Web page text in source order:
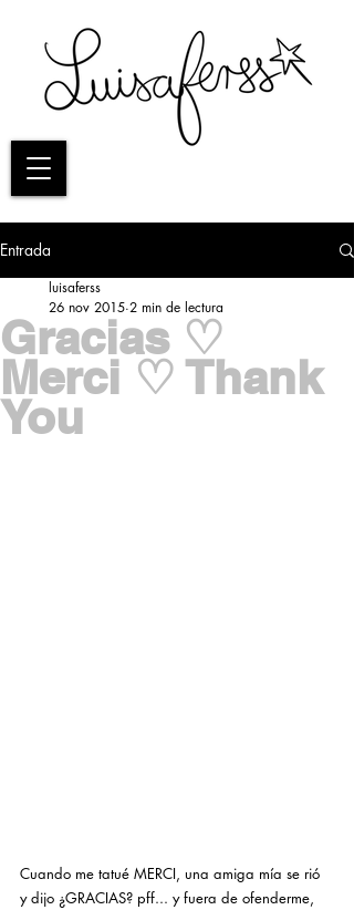
Entrada
Gracias ♡
Merci ♡ Thank
You
luisaferss
26 nov 2015 2 min de lectura
Cuando me tatué MERCI, una amiga mía se rió
y dijo ¿GRACIAS? pff... y fuera de ofenderme,